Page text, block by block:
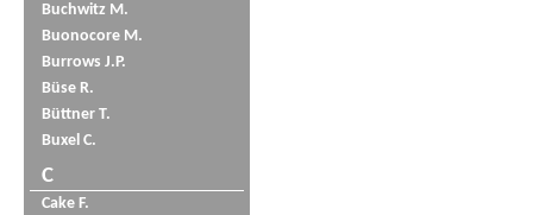
Buchwitz M.
Buonocore M.
Burrows J.P.
Büse R.
Büttner T.
Buxel C.
C
Cake F.